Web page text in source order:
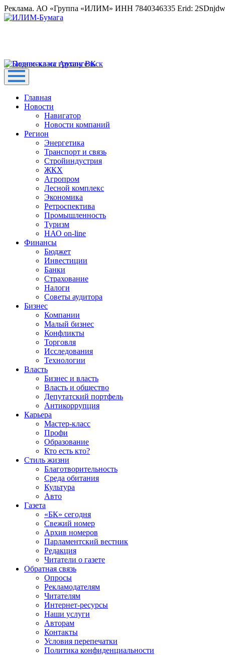
Реклама. АО «Группа «ИЛИМ» ИНН 7840346335 Erid:
Главная
Новости
Навигатор
Новости компаний
Регион
Энергетика
Транспорт и связь
Стройиндустрия
ЖКХ
Агропром
Лесной комплекс
Экономика
Ретроспектива
Промышленность
Туризм
НАО on-line
Финансы
Бюджет
Инвестиции
Банки
Страхование
Налоги
Советы аудитора
Бизнес
Компании
Малый бизнес
Конфликты
Торговля
Исследования
Технологии
Власть
Бизнес и власть
Власть и общество
Депутатский портфель
Антикоррупция
Карьера
Мастер-класс
Профи
Образование
Кто есть кто?
Стиль жизни
Благотворительность
Среда обитания
Культура
Авто
Газета
«БК» сегодня
Свежий номер
Архив номеров
Парламентский вестник
Редакция
Читатели о газете
Обратная связь
Опросы
Рекламодателям
Читателям
Интернет-ресурсы
Наши услуги
Авторам
Контакты
Условия перепечатки
Политика конфиденциальности